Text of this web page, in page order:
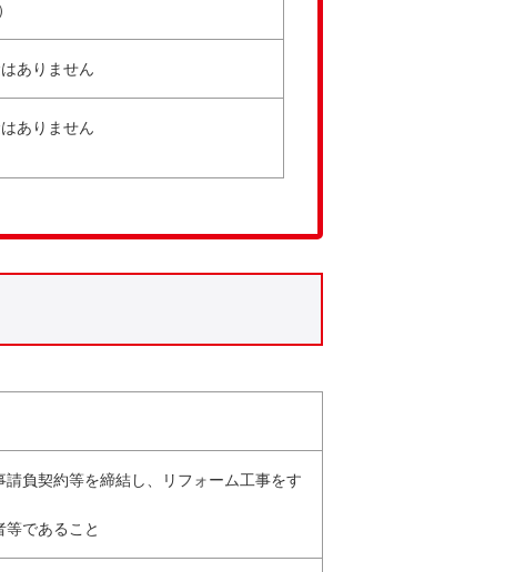
ありません
ありません
負契約等を締結し、リフォーム工事をす
であること